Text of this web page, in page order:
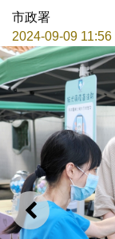
市政署
2024-09-09 11:56
上一則